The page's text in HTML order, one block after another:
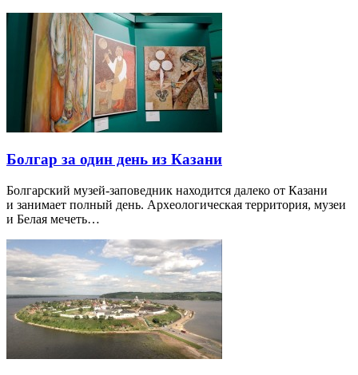
Болгар за один день из Казани
Болгарский музей-заповедник находится далеко от Казани
и занимает полный день. Археологическая территория, музеи
и Белая мечеть…